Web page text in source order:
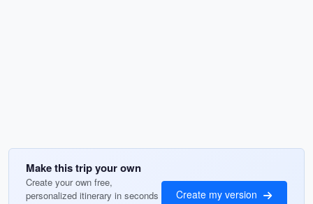
Make this trip your own
Create your own free,
personalized itinerary in seconds
Create my version